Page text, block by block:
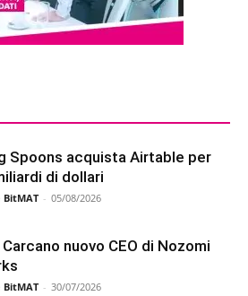
Spoons acquista Airtable per
di dollari
BitMAT - 05/08/2026
nuovo CEO di Nozomi
BitMAT - 30/07/2026